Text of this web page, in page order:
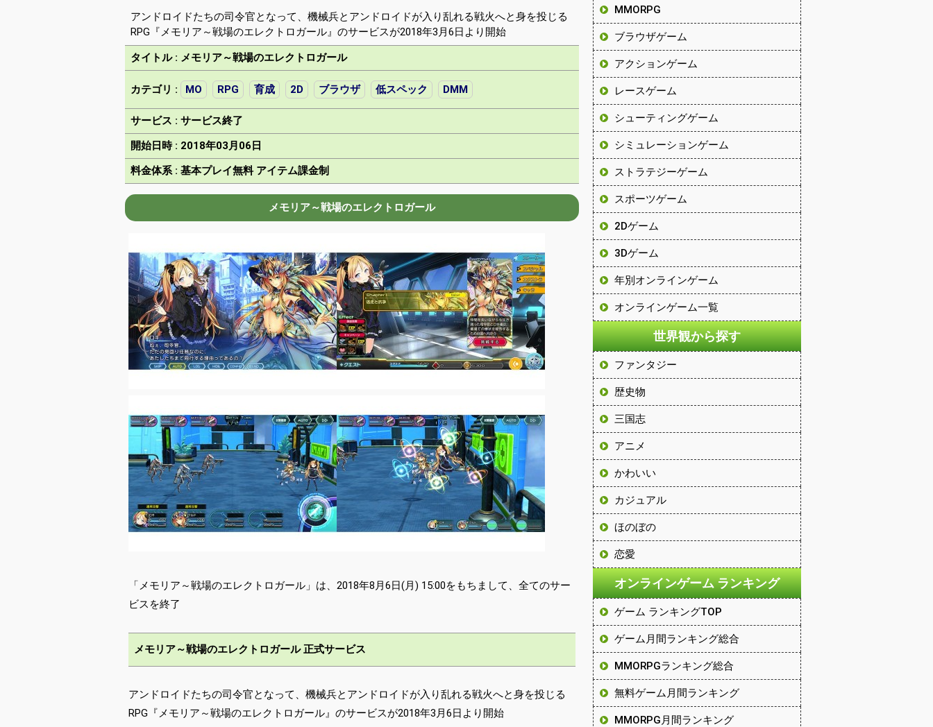
アンドロイドたちの司令官となって、機械兵とアンドロイドが入り乱れる戦火へと身を投じる
RPG『メモリア～戦場のエレクトロガール』のサービスが2018年3月6日より開始
タイトル : メモリア～戦場のエレクトロガール
カテゴリ : MO RPG 育成 2D ブラウザ 低スペック DMM
サービス : サービス終了
開始日時 : 2018年03月06日
料金体系 : 基本プレイ無料 アイテム課金制
メモリア～戦場のエレクトロガール
「メモリア～戦場のエレクトロガール」は、2018年8月6日(月) 15:00をもちまして、全てのサー
ビスを終了
メモリア～戦場のエレクトロガール 正式サービス
アンドロイドたちの司令官となって、機械兵とアンドロイドが入り乱れる戦火へと身を投じる
RPG『メモリア～戦場のエレクトロガール』のサービスが2018年3月6日より開始
MMORPG
ブラウザゲーム
アクションゲーム
レースゲーム
シューティングゲーム
シミュレーションゲーム
ストラテジーゲーム
スポーツゲーム
2Dゲーム
3Dゲーム
年別オンラインゲーム
オンラインゲーム一覧
世界観から探す
ファンタジー
歴史物
三国志
アニメ
かわいい
カジュアル
ほのぼの
恋愛
オンラインゲーム ランキング
ゲーム ランキングTOP
ゲーム月間ランキング総合
MMORPGランキング総合
無料ゲーム月間ランキング
MMORPG月間ランキング